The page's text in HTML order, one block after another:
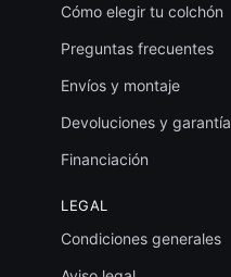
Cómo elegir tu colchón
Preguntas frecuentes
Envíos y montaje
Devoluciones y garantía
Financiación
LEGAL
Condiciones generales